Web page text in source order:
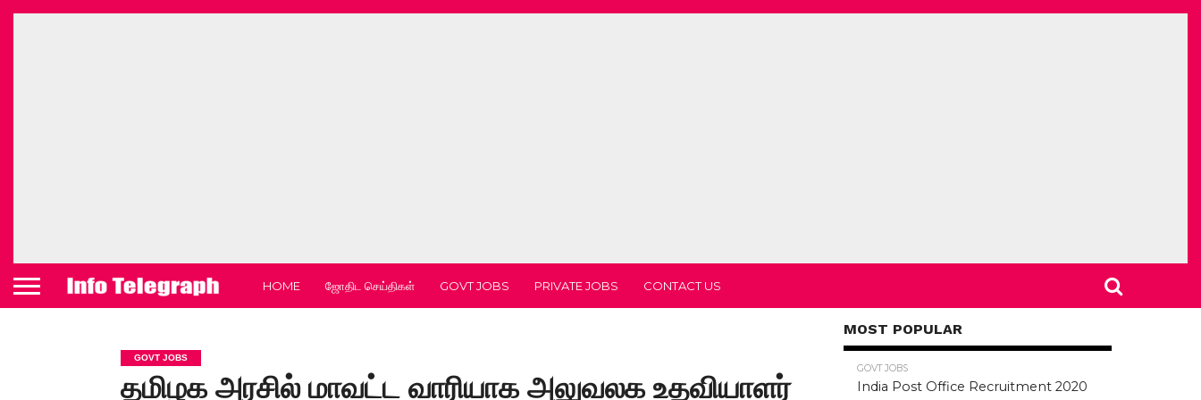
HOME ஜோதிட செய்திகள் GOVT JOBS PRIVATE JOBS CONTACT US
GOVT JOBS
தமிழக அரசில் மாவட்ட வாரியாக அலுவலக உதவியாளர்
MOST POPULAR
GOVT JOBS
India Post Office Recruitment 2020